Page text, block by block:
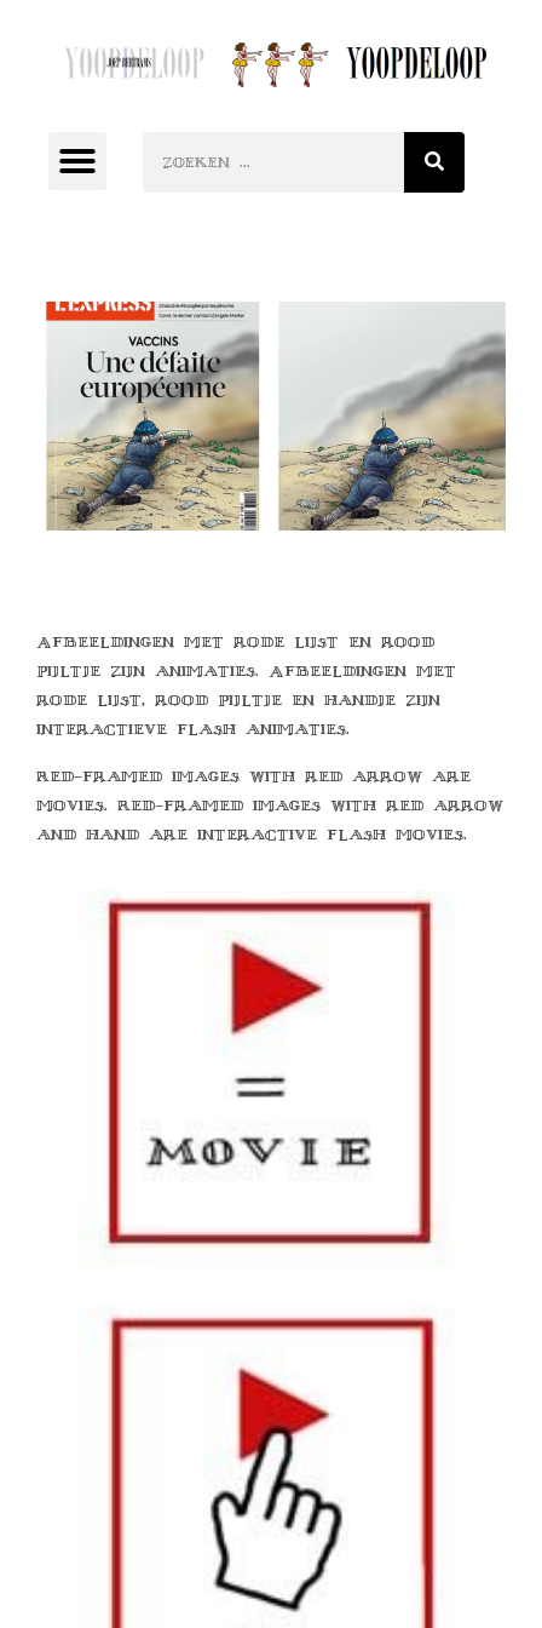
Afbeeldingen met rode lijst en rood
pijltje zijn animaties. Afbeeldingen met
rode lijst, rood pijltje en handje zijn
interactieve flash animaties.
Red-framed images with red arrow are
movies. Red-framed images with red arrow
and hand are interactive flash movies.